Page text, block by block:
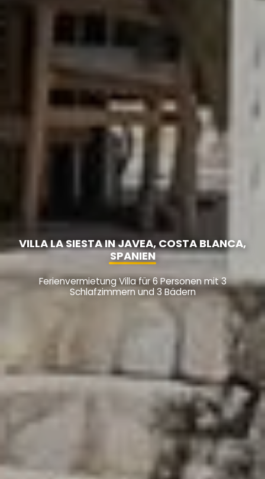
VILLA LA SIESTA IN JAVEA, COSTA BLANCA,
SPANIEN
Ferienvermietung Villa für 6 Personen mit 3
Schlafzimmern und 3 Bädern